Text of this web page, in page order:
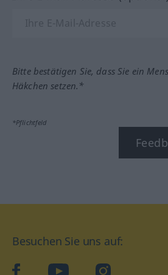
Bitte bestätigen Sie, dass Sie ein
Häkchen setzen.*
*Pflichtfeld
Besuchen Sie uns auf:
facebookYouTube Instagram